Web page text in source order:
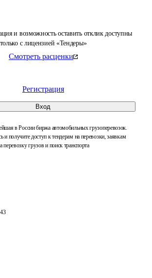
и возможность оставить отклик доступны
только с лицензией «Тендеры»
Смотреть расценки
Регистрация
Вход
в России биржа автомобильных грузоперевозок.
и получите доступ к тендерам на перевозки, заявкам
перевозку грузов и поиск транспорта